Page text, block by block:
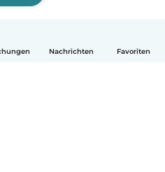
Nachrichten Favoriten